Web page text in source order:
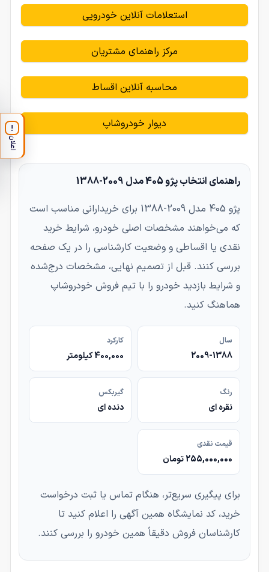
استعلامات آنلاین خودرویی
مرکز راهنمای مشتریان
محاسبه آنلاین اقساط
دیوار خودروشاپ
راهنمای انتخاب پژو 405 مدل 2009-1388
پژو 405 مدل 2009-1388 برای خریدارانی مناسب است
که می‌خواهند مشخصات اصلی خودرو، شرایط خرید
نقدی یا اقساطی و وضعیت کارشناسی را در یک صفحه
بررسی کنند. قبل از تصمیم نهایی، مشخصات درج‌شده
و شرایط بازدید خودرو را با تیم فروش خودروشاپ
هماهنگ کنید.
سال
2009-1388
کارکرد
400,000 کیلومتر
رنگ
نقره ای
گیربکس
دنده ای
قیمت نقدی
255,000,000 تومان
برای پیگیری سریع‌تر، هنگام تماس یا ثبت درخواست
خرید، کد نمایشگاه همین آگهی را اعلام کنید تا
کارشناسان فروش دقیقاً همین خودرو را بررسی کنند.
!
اعلان